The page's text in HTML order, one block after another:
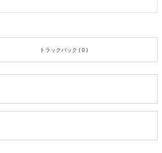
トラックバック ( 0 )